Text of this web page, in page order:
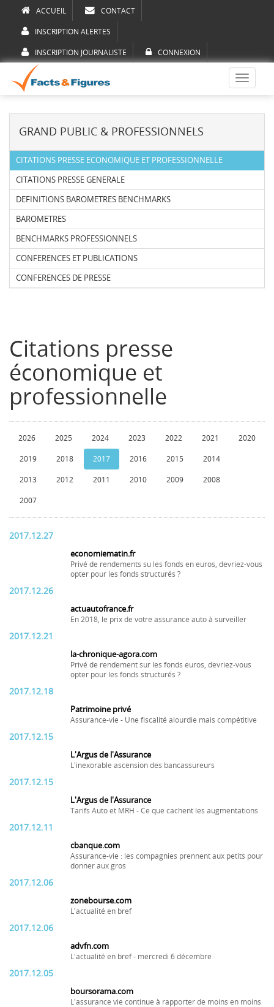
ACCUEIL CONTACT
INSCRIPTION ALERTES
INSCRIPTION JOURNALISTE CONNEXION
Toggle
GRAND PUBLIC & PROFESSIONNELS
CITATIONS PRESSE ECONOMIQUE ET PROFESSIONNELLE
CITATIONS PRESSE GENERALE
DEFINITIONS BAROMETRES BENCHMARKS
BAROMETRES
BENCHMARKS PROFESSIONNELS
CONFERENCES ET PUBLICATIONS
CONFERENCES DE PRESSE
Citations presse
économique et
professionnelle
2026 2025 2024 2023 2022 2021 2020
2019 2018 2017 2016 2015 2014
2013 2012 2011 2010 2009 2008
2007
2017.12.27
economiematin.fr
Privé de rendements su les fonds en euros, devriez-vous
opter pour les fonds structurés ?
2017.12.26
actuautofrance.fr
En 2018, le prix de votre assurance auto à surveiller
2017.12.21
la-chronique-agora.com
Privé de rendement sur les fonds euros, devriez-vous
opter pour les fonds structurés ?
2017.12.18
Patrimoine privé
Assurance-vie - Une fiscalité alourdie mais compétitive
2017.12.15
L'Argus de l'Assurance
L'inexorable ascension des bancassureurs
2017.12.15
L'Argus de l'Assurance
Tarifs Auto et MRH - Ce que cachent les augmentations
2017.12.11
cbanque.com
Assurance-vie : les compagnies prennent aux petits pour
donner aux gros
2017.12.06
zonebourse.com
L'actualité en bref
2017.12.06
advfn.com
L'actualité en bref - mercredi 6 décembre
2017.12.05
boursorama.com
L'assurance vie continue à rapporter de moins en moins